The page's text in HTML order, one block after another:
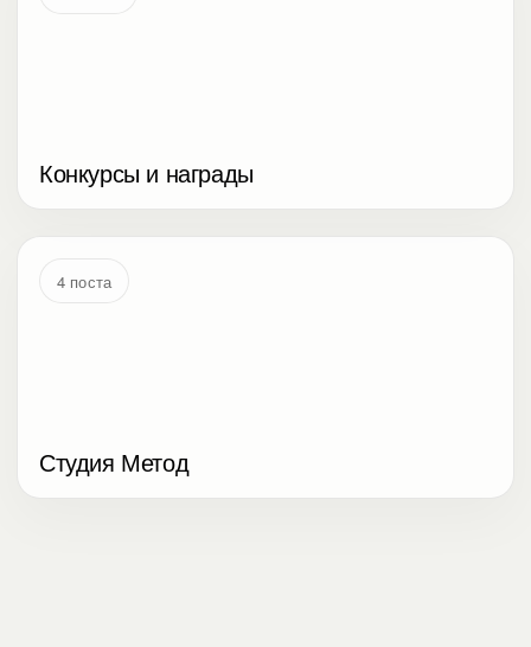
Конкурсы и награды
4 поста
Студия Метод